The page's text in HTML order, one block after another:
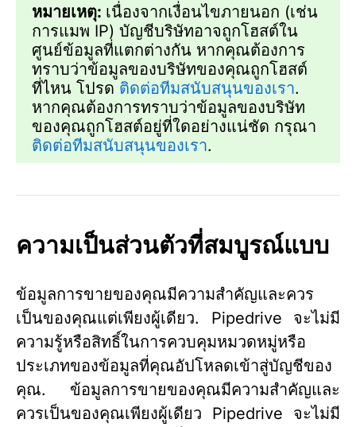
หมายเหตุ: เนื่องจากเงื่อนไขภายนอก (เช่น
การแมพ IP) บัญชีบริษัทอาจถูกโฮสต์ใน
ศูนย์ข้อมูลที่แตกต่างกัน หากคุณต้องการ
ทราบว่าข้อมูลของบริษัทของคุณถูกโฮสต์
ที่ไหน โปรด ติดต่อทีมสนับสนุนของเรา.
หากคุณต้องการทราบว่าข้อมูลของบริษัท
ของคุณถูกโฮสต์อยู่ที่ใดอย่างแน่ชัด กรุณา
ติดต่อทีมสนับสนุนของเรา.
ความเป็นส่วนตัวที่สมบูรณ์แบบ
ข้อมูลการขายของคุณมีความสำคัญและควร
เป็นของคุณแต่เพียงผู้เดียว. Pipedrive จะไม่มี
ความรู้หรือสิทธิ์ในการควบคุมหมวดหมู่หรือ
ประเภทของข้อมูลที่คุณอัปโหลดเข้าสู่บัญชีของ
คุณ. ข้อมูลการขายของคุณมีความสำคัญและ
ควรเป็นของคุณเพียงผู้เดียว Pipedrive จะไม่มี